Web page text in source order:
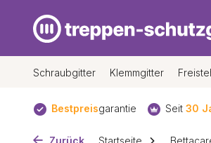
Schraubgitter Klemmgitter
Bestpreis garantie Seit30 Jahrender
Zurück Startseite